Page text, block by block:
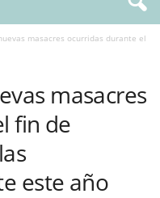
masacres ocurridas durante el
masacres
fin de
este año